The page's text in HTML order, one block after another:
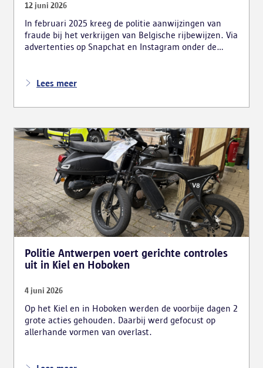
12 juni 2026
In februari 2025 kreeg de politie aanwijzingen van
fraude bij het verkrijgen van Belgische rijbewijzen. Via
advertenties op Snapchat en Instagram onder de
aan. Daarnaast maakten zij reclame voor het
effectief lessen te volgen en voor fraude bij
bracht ook een rijschooldirecteur in beeld die
examenfraude organiseerde, bekwaamheidsattesten
afleverde zonder vereiste opleiding en een vervalst
uittreksel uit het strafregister gebruikte.
Lees meer
Politie Antwerpen voert gerichte controles
uit in Kiel en Hoboken
4 juni 2026
Op het Kiel en in Hoboken werden de voorbije dagen 2
grote acties gehouden. Daarbij werd gefocust op
allerhande vormen van overlast.